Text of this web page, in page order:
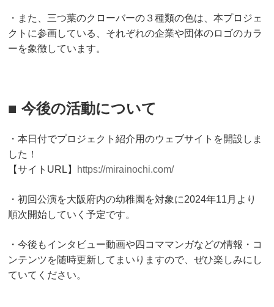
・また、三つ葉のクローバーの３種類の色は、本プロジェ
クトに参画している、それぞれの企業や団体のロゴのカラ
ーを象徴しています。
■ 今後の活動について
・本日付でプロジェクト紹介用のウェブサイトを開設しま
した！
【サイトURL】 https://mirainochi.com/
・初回公演を大阪府内の幼稚園を対象に2024年11月より
順次開始していく予定です。
・今後もインタビュー動画や四コママンガなどの情報・コ
ンテンツを随時更新してまいりますので、ぜひ楽しみにし
ていてください。